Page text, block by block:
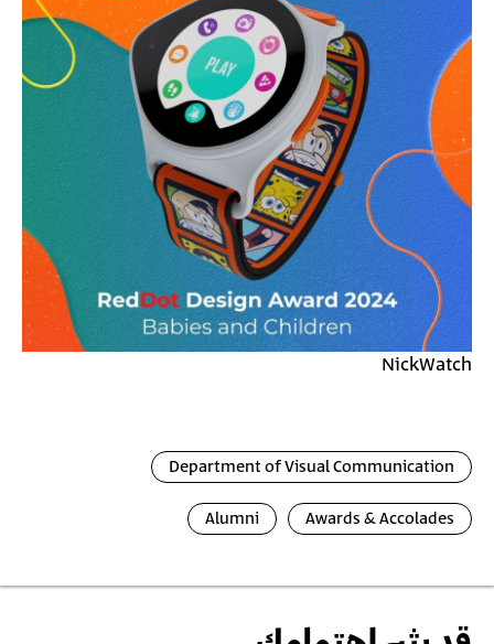
NickWatch
Department of Visual Communication
Awards & Accolades
Alumni